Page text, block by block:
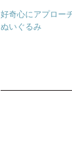
好奇心にアプロー
ぬいぐるみ